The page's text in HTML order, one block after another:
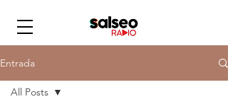
Entrada
All Posts